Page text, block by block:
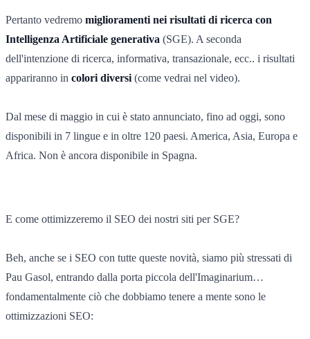
Pertanto vedremo miglioramenti nei risultati di ricerca con
Intelligenza Artificiale generativa (SGE). A seconda
dell'intenzione di ricerca, informativa, transazionale, ecc.. i risultati
appariranno in colori diversi (come vedrai nel video).
Dal mese di maggio in cui è stato annunciato, fino ad oggi, sono
disponibili in 7 lingue e in oltre 120 paesi. America, Asia, Europa e
Africa. Non è ancora disponibile in Spagna.
E come ottimizzeremo il SEO dei nostri siti per SGE?
Beh, anche se i SEO con tutte queste novità, siamo più stressati di
Pau Gasol, entrando dalla porta piccola dell'Imaginarium…
fondamentalmente ciò che dobbiamo tenere a mente sono le
ottimizzazioni SEO: